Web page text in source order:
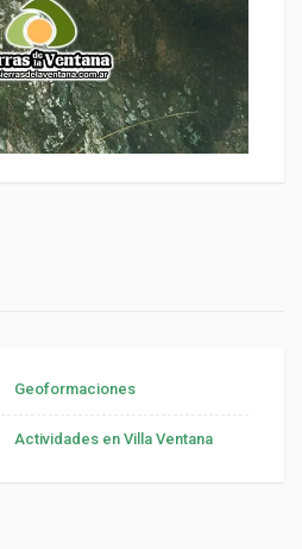
Geoformaciones
Actividades en Villa Ventana